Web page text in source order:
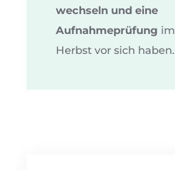
wechseln und eine
Aufnahmeprüfung im
Herbst vor sich haben.